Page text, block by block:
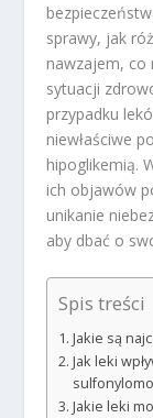
sprawy, jak
nawzajem, co
sytuacji
przypadku
niewłaściwe
hipoglikemią.
ich objawów
unikanie
aby dbać o
Spis treści
Jakie są
Jak leki
Jakie leki